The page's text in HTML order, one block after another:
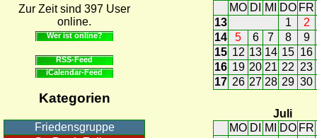
Zur Zeit sind 397 User
online.
Wer ist online?
RSS-Feed
iCalendar-Feed
Kategorien
Friedensgruppe
MO DI MI DO FR
13
1
2
14
5 6 7 8
9
15 12 13 14 15 16
16 19 20 21 22 23
17 26 27 28 29 30
Juli
MO DI MI DO FR